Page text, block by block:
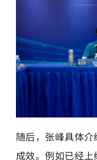
随后，张峰具体
成效。例如已经